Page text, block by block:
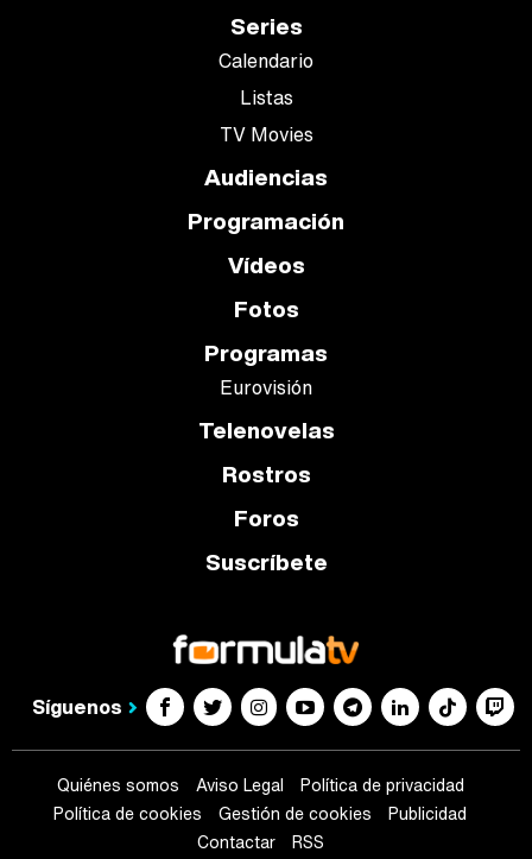
Series
Calendario
Listas
TV Movies
Audiencias
Programación
Vídeos
Fotos
Programas
Eurovisión
Telenovelas
Rostros
Foros
Suscríbete
Síguenos
Quiénes somos Aviso Legal
Política de privacidad
Política de cookies
Gestión de cookies
Publicidad
Contactar
RSS